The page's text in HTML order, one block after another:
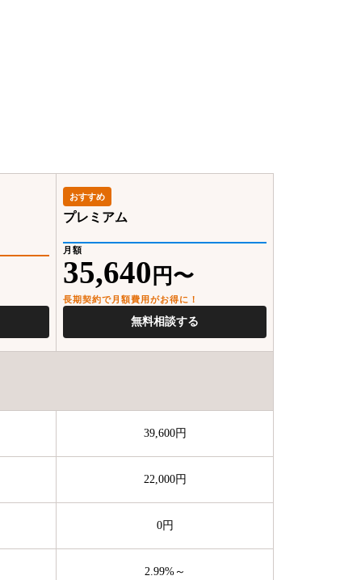
おすすめ
プレミアム
月額
35,640 円〜
長期契約で月額費用がお得に！
無料相談する
39,600円
22,000円
0円
2.99%～